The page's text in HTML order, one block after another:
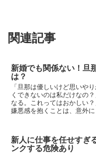
関連記事
新婚でも関係ない！旦
は？
「旦那は優しいけど思いや
くできないのは私だけなの
なる。これってはおかしい
嫌悪感を抱くことは、意外に
新人に仕事を任せすぎ
ンクする危険あり